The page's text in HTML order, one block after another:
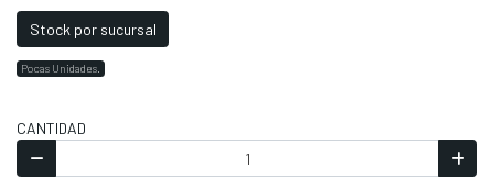
Stock por sucursal
Pocas Unidades.
CANTIDAD